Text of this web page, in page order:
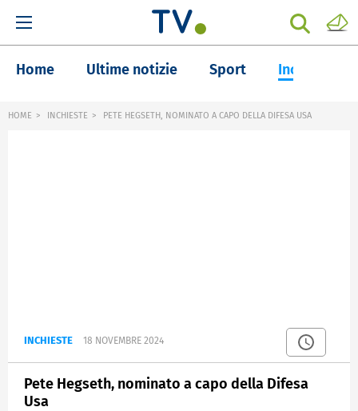
Home Ultime notizie Sport Inchieste
HOME INCHIESTE PETE HEGSETH, NOMINATO A CAPO DELLA DIFESA USA
INCHIESTE 18 NOVEMBRE 2024
Pete Hegseth, nominato a capo della Difesa
Usa